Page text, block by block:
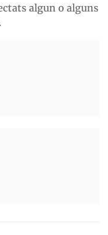
algun o alguns